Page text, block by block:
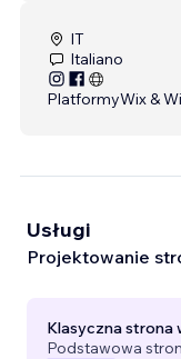
IT
Italiano
PlatformyWix &
Usługi
Projektowanie
Klasyczna strona
Podstawowa